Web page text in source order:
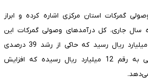
گمرکات استان مرکزی اشاره کرده و ابراز
سال جاری، کل درآمدهای وصولی گمرکات این
استان به مبلغ 2802 میلیارد ریال رسید که حاکی از رشد 39 درصدی
است. درآمدهای استانی به رقم 12 میلیارد ریال رسیده که افزایش